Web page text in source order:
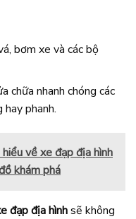
bơm xe và các bộ
chữa nhanh chóng các
hay phanh.
về xe đạp địa hình
khám phá
đạp địa hìnhsẽ không